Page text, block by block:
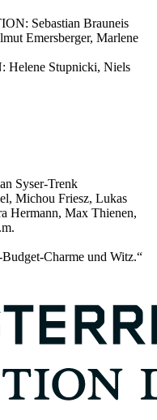
Sebastian Brauneis
Emersberger, Marlene
Stupnicki, Niels
Syser-Trenk
Michou Friesz, Lukas
Hermann, Max Thienen,
Charme und Witz.“